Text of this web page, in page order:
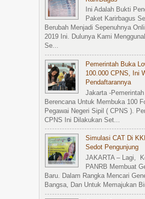
Ini Adalah Bukti
Paket Karirbagus
Berubah Menjadi Sepenuhnya
2019 Ini. Dulunya Kami
Se...
Pemerintah Buka
100.000 CPNS, Ini
Pendaftarannya
Jakarta -
Berencana Untuk Membuka 100
Pegawai Negeri Sipil ( CPNS ).
CPNS Ini Dilakukan Set...
Simulasi CAT Di
Sedot Pengunjung
JAKARTA – Lagi,
PANRB Membuat
Baru. Dalam Rangka Mencari
Bangsa, Dan Untuk Memajukan